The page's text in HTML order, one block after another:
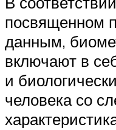
посвященном
данным,
включают в
и
человека со